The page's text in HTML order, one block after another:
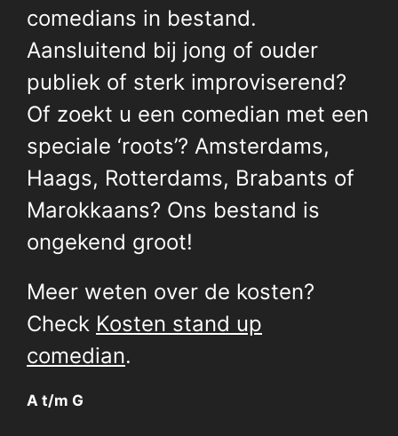
comedians in bestand.
Aansluitend bij jong of ouder
publiek of sterk improviserend?
Of zoekt u een comedian met een
speciale ‘roots’? Amsterdams,
Haags, Rotterdams, Brabants of
Marokkaans? Ons bestand is
ongekend groot!
Meer weten over de kosten?
Check Kosten stand up
comedian.
A t/m G